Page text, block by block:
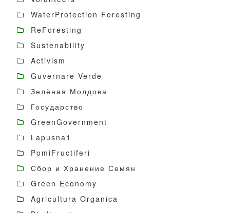
WaterProtection Foresting
ReForesting
Sustenability
Activism
Guvernare Verde
Зелёная Молдова
Государство
GreenGovernment
Lapusna1
PomiFructiferi
Сбор и Хранение Семян
Green Economy
Agricultura Organica